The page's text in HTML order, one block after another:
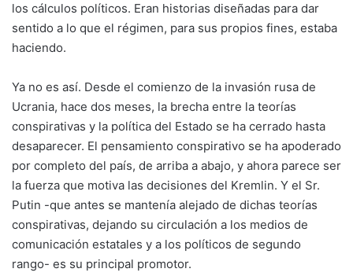
los cálculos políticos. Eran historias diseñadas para dar
sentido a lo que el régimen, para sus propios fines, estaba
haciendo.
Ya no es así. Desde el comienzo de la invasión rusa de
Ucrania, hace dos meses, la brecha entre la teorías
conspirativas y la política del Estado se ha cerrado hasta
desaparecer. El pensamiento conspirativo se ha apoderado
por completo del país, de arriba a abajo, y ahora parece ser
la fuerza que motiva las decisiones del Kremlin. Y el Sr.
Putin -que antes se mantenía alejado de dichas teorías
conspirativas, dejando su circulación a los medios de
comunicación estatales y a los políticos de segundo
rango- es su principal promotor.